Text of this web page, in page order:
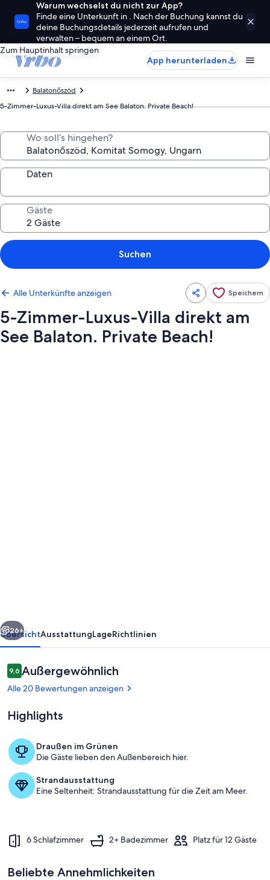
Warum wechselst du nicht zur App?
Finde eine Unterkunft in . Nach der Buchung kannst du
deine Buchungsdetails jederzeit aufrufen und
verwalten – bequem an einem Ort.
Zum Hauptinhalt springen
App herunterladen
Balatonőszöd
5-Zimmer-Luxus-Villa direkt am See Balaton. Private Beach!
Wo soll’s hingehen?
Daten
Gäste
Suchen
Alle Unterkünfte anzeigen Speichern
5-Zimmer-Luxus-Villa direkt am
See Balaton. Private Beach!
See
Balaton.
Private
Beach!
Terrasse/Patio
Weiter
26+
ÜbersichtAusstattungLageRichtlinien
Bewertungen
9,69,6 von 10.
Außergewöhnlich
Alle 20 Bewertungen anzeigen
Highlights
Draußen im Grünen
Die Gäste lieben den Außenbereich hier.
Strandausstattung
Eine Seltenheit: Strandausstattung für die Zeit am Meer.
6 Schlafzimmer 2+ Badezimmer Platz für 12 Gäste
Beliebte Annehmlichkeiten